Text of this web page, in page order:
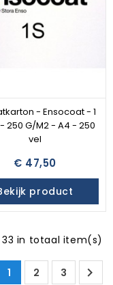
- Ensocoat - 1
250 G/M2 - A4 - 250
vel
€ 47,50
product
33 in totaal item(s)
1 2 3 